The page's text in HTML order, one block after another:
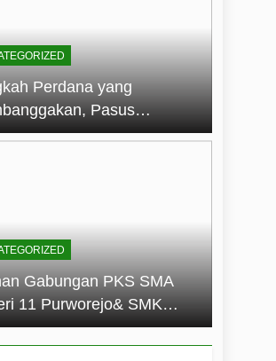
Perdana yang
Pasus
Ukir Prestasi di
Gabungan PKS SMA
11 Purworejo& SMK
6 Purworejo:
Disiplin,